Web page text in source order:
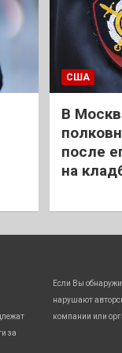
США
В
после
на
за
Если Вы
нарушают
компании или